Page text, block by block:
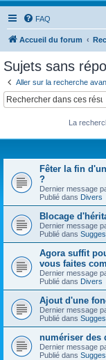
FAQ
Accueil du forum
Sujets sans
Aller sur la recherche
La
Fêter la fin
?
Dernier message
Publié dans Divers
Blocage
Dernier message
Publié dans
Agora suffit
vous faites
Dernier message
Publié dans Divers
Ajout d'une
Dernier message
Publié dans
numériser des
Dernier message
Publié dans